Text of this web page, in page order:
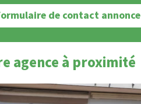
de contact annonce
agence à proximité